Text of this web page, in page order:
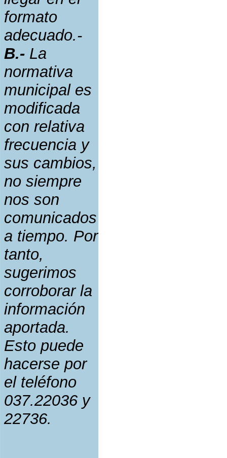
formato
adecuado.-
B.- La
normativa
municipal es
modificada
con relativa
frecuencia y
sus cambios,
no siempre
nos son
comunicados
a tiempo. Por
tanto,
sugerimos
corroborar la
información
aportada.
Esto puede
hacerse por
el teléfono
037.22036 y
22736.